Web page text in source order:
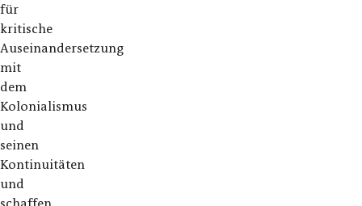
für
kritische
Auseinandersetzung
mit
dem
Kolonialismus
und
seinen
Kontinuitäten
und